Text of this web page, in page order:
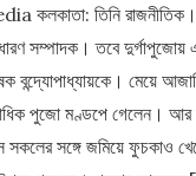
তিনি রাজনীতিক।
সম্পাদক। তবে দুর্গাপুজোয়
বন্দ্যোপাধ্যায়কে। মেয়ে
পুজো মণ্ডপে গেলেন। আর
সঙ্গে জমিয়ে ফুচকাও